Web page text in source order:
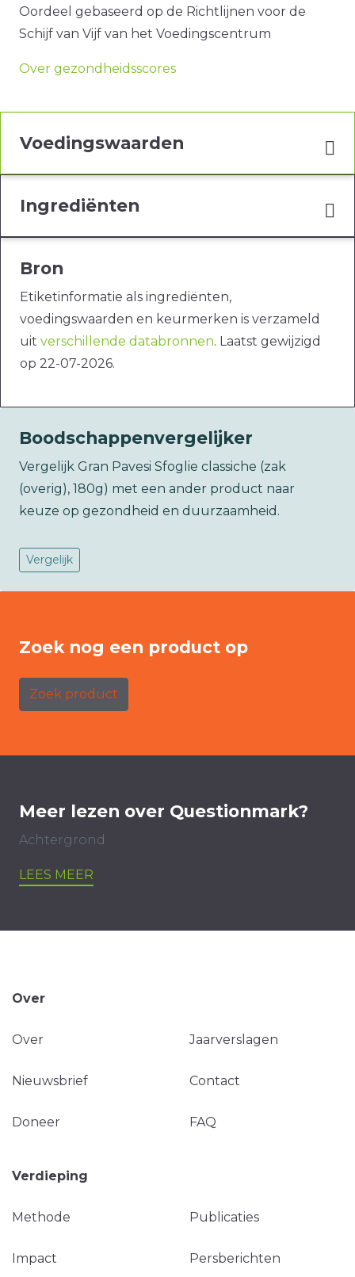
Oordeel gebaseerd op de Richtlijnen voor de
Schijf van Vijf van het Voedingscentrum
Over gezondheidsscores
Voedingswaarden
Ingrediënten
Bron
Etiketinformatie als ingrediënten,
voedingswaarden en keurmerken is verzameld
uit verschillende databronnen. Laatst gewijzigd
op 22-07-2026.
Boodschappenvergelijker
Vergelijk Gran Pavesi Sfoglie classiche (zak
(overig), 180g) met een ander product naar
keuze op gezondheid en duurzaamheid.
Vergelijk
Zoek nog een product op
Zoek product
Meer lezen over Questionmark?
Achtergrond
LEES MEER
Over
Over Jaarverslagen
Nieuwsbrief Contact
Doneer FAQ
Verdieping
Methode Publicaties
Impact Persberichten